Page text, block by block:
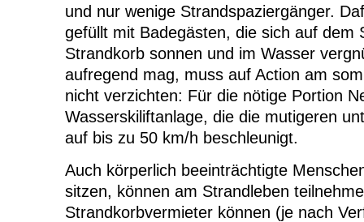
und nur wenige Strandspaziergänger.
gefüllt mit Badegästen, die sich auf dem
Strandkorb sonnen und im Wasser
aufregend mag, muss auf Action am
nicht verzichten: Für die nötige Portion
Wasserskiliftanlage, die die mutigeren
auf bis zu 50 km/h beschleunigt.
Auch körperlich beeinträchtigte
sitzen, können am Strandleben
Strandkorbvermieter können (je nach